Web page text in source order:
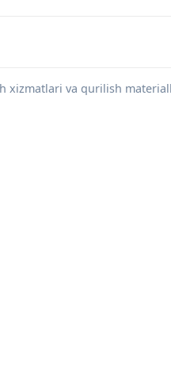
xizmatlari va qurilish